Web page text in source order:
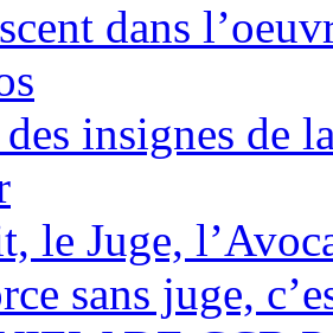
dans
insignes de
le Juge,
sans juge,